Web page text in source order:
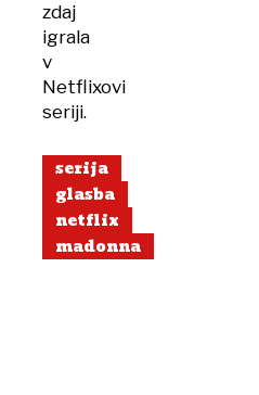
zdaj
igrala
v
Netflixovi
seriji.
serija
glasba
netflix
madonna